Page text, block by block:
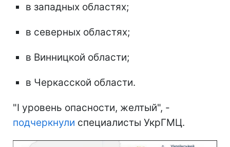
в западных областях;
в северных областях;
в Винницкой области;
в Черкасской области.
"І уровень опасности, желтый", -
подчеркнули специалисты УкрГМЦ.